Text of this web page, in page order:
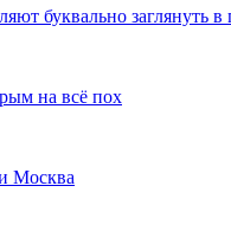
буквально заглянуть
на всё пох
Москва